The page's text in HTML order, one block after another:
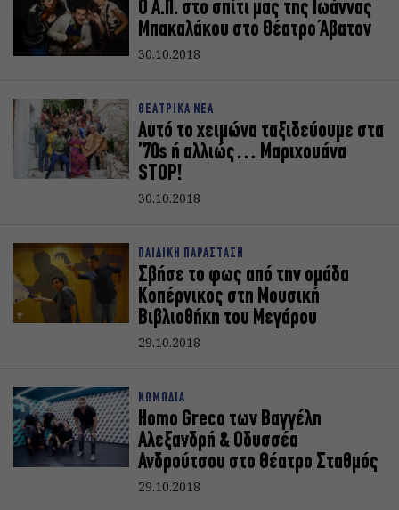
Ο Α.Π. στο σπίτι μας της Ιωάννας
Μπακαλάκου στο Θέατρο Άβατον
30.10.2018
ΘΕΑΤΡΙΚΑ ΝΕΑ
Αυτό το χειμώνα ταξιδεύουμε στα
’70s ή αλλιώς… Μαριχουάνα
STOP!
30.10.2018
ΠΑΙΔΙΚΗ ΠΑΡΑΣΤΑΣΗ
Σβήσε το φως από την ομάδα
Κοπέρνικος στη Μουσική
Βιβλιοθήκη του Μεγάρου
29.10.2018
ΚΩΜΩΔΙΑ
Homo Greco των Βαγγέλη
Αλεξανδρή & Οδυσσέα
Ανδρούτσου στο Θέατρο Σταθμός
29.10.2018